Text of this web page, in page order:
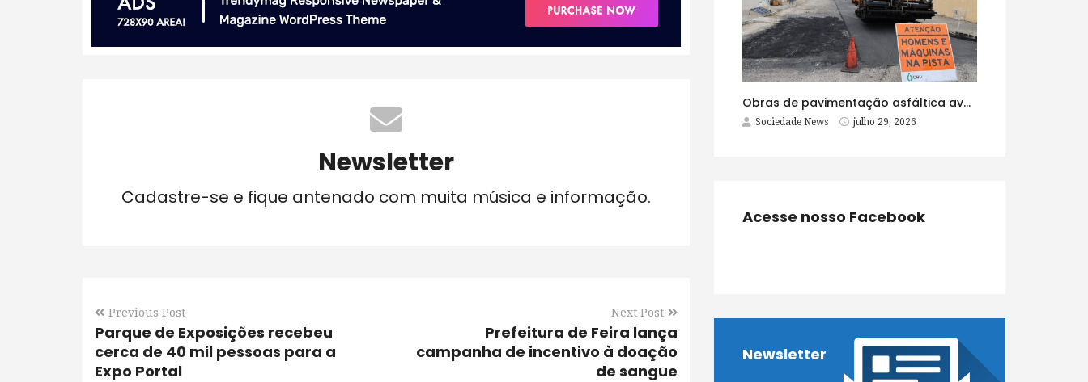
Newsletter
Cadastre-se e fique antenado com muita música e informação.
Previous Post
Parque de Exposições recebeu
cerca de 40 mil pessoas para a
Expo Portal
Next Post
Prefeitura de Feira lança
campanha de incentivo à doação
de sangue
Obras de pavimentação asfáltica avançam no bairro Brasília e chegam a mais quatro ruas
Sociedade News julho 29, 2026
Acesse nosso Facebook
Newsletter